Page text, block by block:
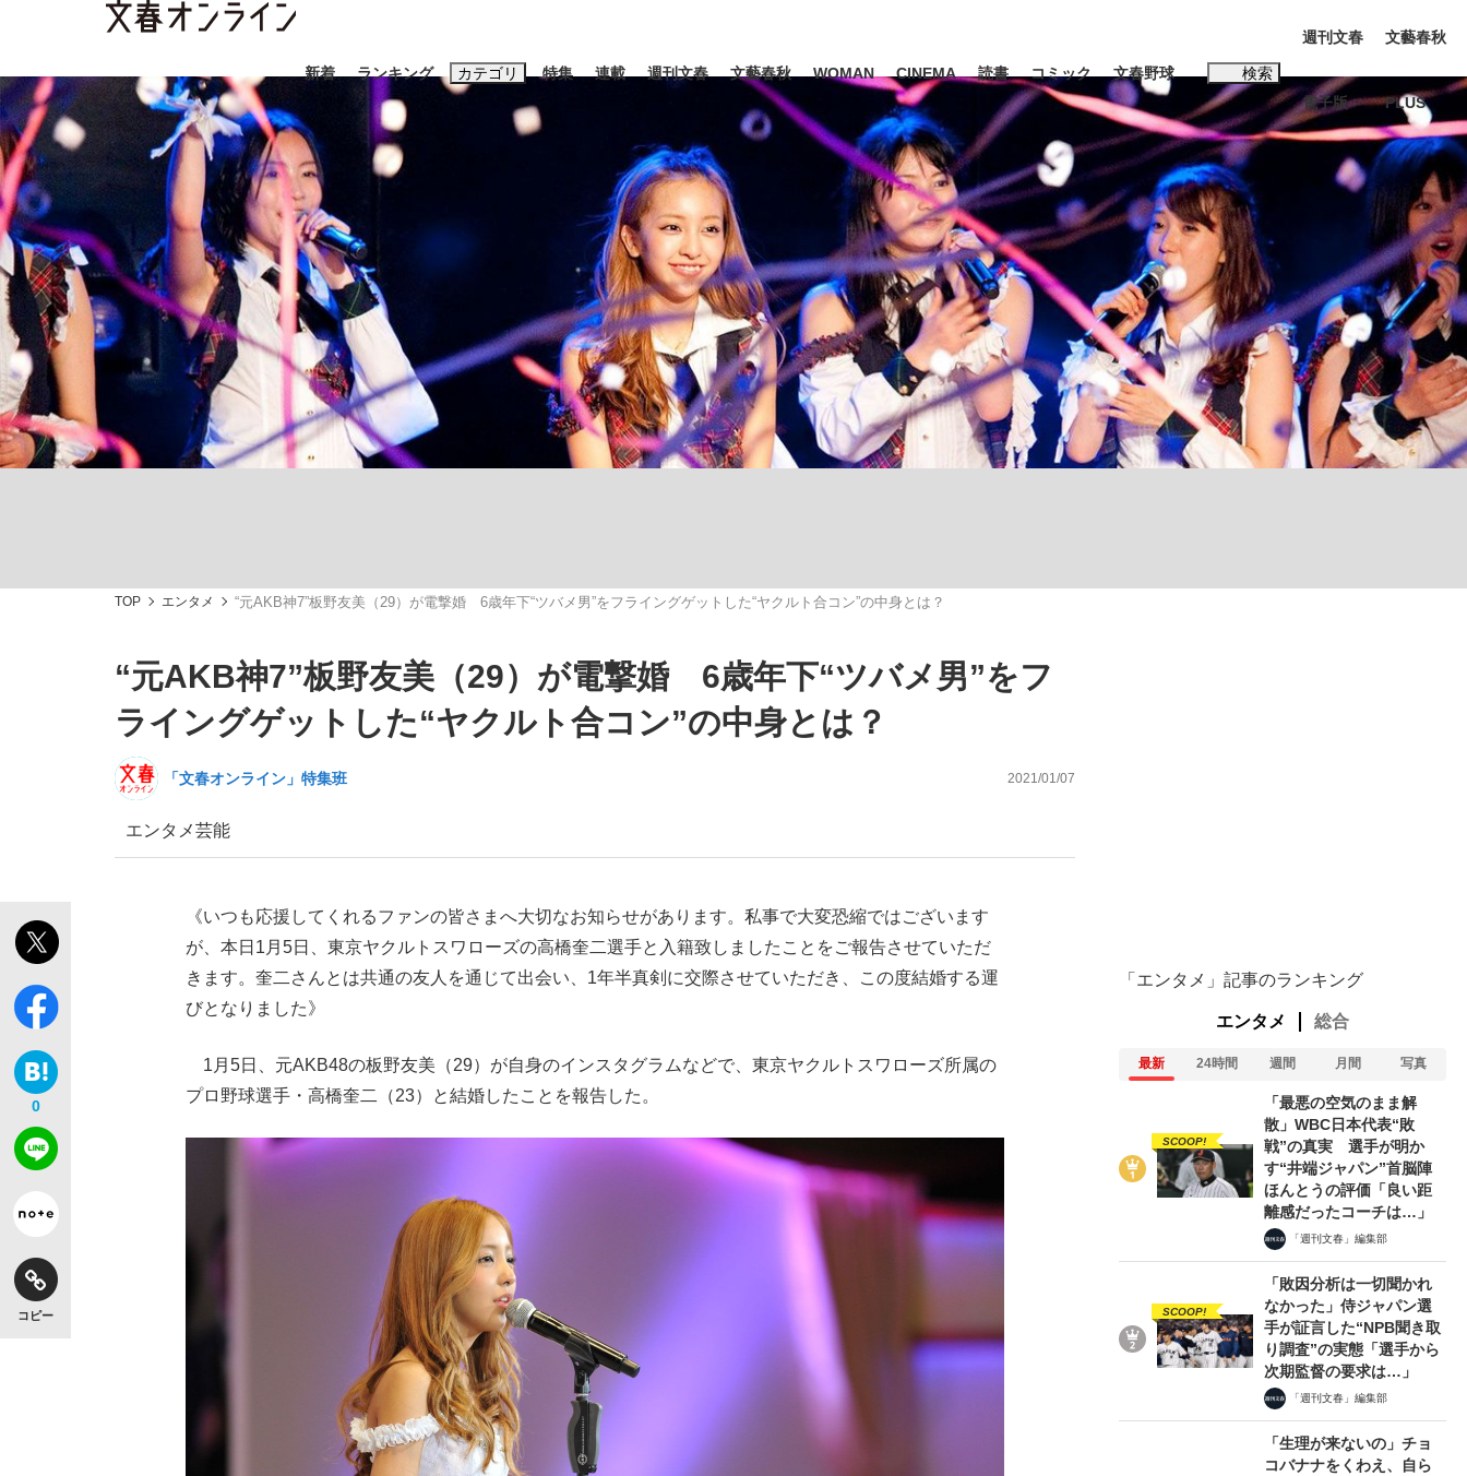
新着 ランキング カテゴリ
スクープ ライフ ビジネス インタビュー 読書
「90%は失敗する。でも…」本田圭佑が初めて明かした日本代表監督に... 「最悪の空気のまま解散」WBC日本代表“敗戦”の真実 選手が明かす...
「敗因分析は一切聞かれなかった」侍ジャパン選手が証言した“NPB聞... 「クマが悪者扱いされているのが悲しい」『北の国から』倉本聰氏（91...
「目標達成できなかったからと言って…」サッカー日本代表・森保一監督...
特集
終戦から81年
観る将棋、読む将棋
キングの誕生を、目撃せよ。
the Style
もっと見る
連載 週刊文春 文藝春秋 WOMAN CINEMA 読書 コミック 文春野球 検索
キーワード入力
おすすめのキーワードタグ一覧
#藤田晋 #三山凌輝 #高市早苗 #後藤真希 #森岡毅 #城彰二 #内田有紀
#松田聖子
#玉木雄一郎
週刊文春
電子版
文藝春秋
PLUS
TOP エンタメ “元AKB神7”板野友美（29）が電撃婚 6歳年下“ツバメ男”をフライングゲットした“ヤクルト合コン”の中身とは？
“元AKB神7”板野友美（29）が電撃婚 6歳年下“ツバメ男”をフ
ライングゲットした“ヤクルト合コン”の中身とは？
「文春オンライン」特集班 2021/01/07
エンタメ芸能
0
コピー
《いつも応援してくれるファンの皆さまへ大切なお知らせがあります。私事で大変恐縮ではございます
が、本日1月5日、東京ヤクルトスワローズの高橋奎二選手と入籍致しましたことをご報告させていただ
きます。奎二さんとは共通の友人を通じて出会い、1年半真剣に交際させていただき、この度結婚する運
びとなりました》
1月5日、元AKB48の板野友美（29）が自身のインスタグラムなどで、東京ヤクルトスワローズ所属の
プロ野球選手・高橋奎二（23）と結婚したことを報告した。
「エンタメ」記事のランキング
エンタメ 総合
最新 24時間 週間 月間 写真
SCOOP!
「最悪の空気のまま解
散」WBC日本代表“敗
戦”の真実 選手が明か
す“井端ジャパン”首脳陣
ほんとうの評価「良い距
離感だったコーチは…」
「週刊文春」編集部
SCOOP!
「敗因分析は一切聞かれ
なかった」侍ジャパン選
手が証言した“NPB聞き取
り調査”の実態「選手から
次期監督の要求は…」
「週刊文春」編集部
「生理が来ないの」チョ
コバナナをくわえ、自ら